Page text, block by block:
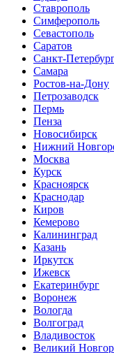
Ставрополь
Симферополь
Севастополь
Саратов
Санкт-
Самара
Ростов-на-Дону
Петрозаводск
Пермь
Пенза
Новосибирск
Нижний
Москва
Курск
Красноярск
Краснодар
Киров
Кемерово
Калининград
Казань
Иркутск
Ижевск
Екатеринбург
Воронеж
Вологда
Волгоград
Владивосток
Великий